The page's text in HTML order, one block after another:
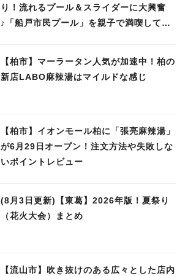
り！流れるプール＆スライダーに大興奮
♪「船戸市民プール」を親子で満喫してき
【柏市】マーラータン人気が加速中！柏の
新店LABO麻辣湯はマイルドな感じ
【柏市】イオンモール柏に「張亮麻辣湯」
が6月29日オープン！注文方法や失敗しな
いポイントレビュー
(8月3日更新)【東葛】2026年版！夏祭り
（花火大会）まとめ
【流山市】吹き抜けのある広々とした店内